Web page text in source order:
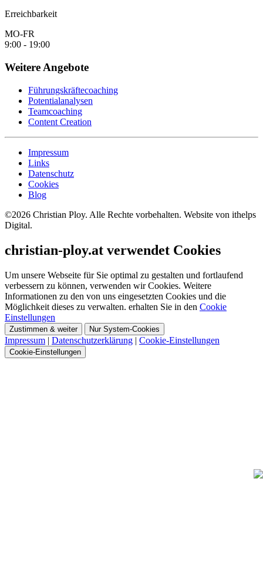
Erreichbarkeit
MO-FR
9:00 - 19:00
Weitere Angebote
Führungskräftecoaching
Potentialanalysen
Teamcoaching
Content Creation
Impressum
Links
Datenschutz
Cookies
Blog
©2026 Christian Ploy. Alle Rechte vorbehalten. Website von ithelps
Digital.
christian-ploy.at verwendet Cookies
Um unsere Webseite für Sie optimal zu gestalten und fortlaufend
verbessern zu können, verwenden wir Cookies. Weitere
Informationen zu den von uns eingesetzten Cookies und die
Möglichkeit dieses zu verwalten. erhalten Sie in den Cookie
Einstellungen
Zustimmen & weiter Nur System-Cookies
Impressum | Datenschutzerklärung | Cookie-Einstellungen
Cookie-Einstellungen